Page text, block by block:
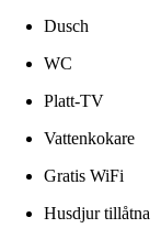
Dusch
WC
Platt-TV
Vattenkokare
Gratis WiFi
Husdjur tillåtna